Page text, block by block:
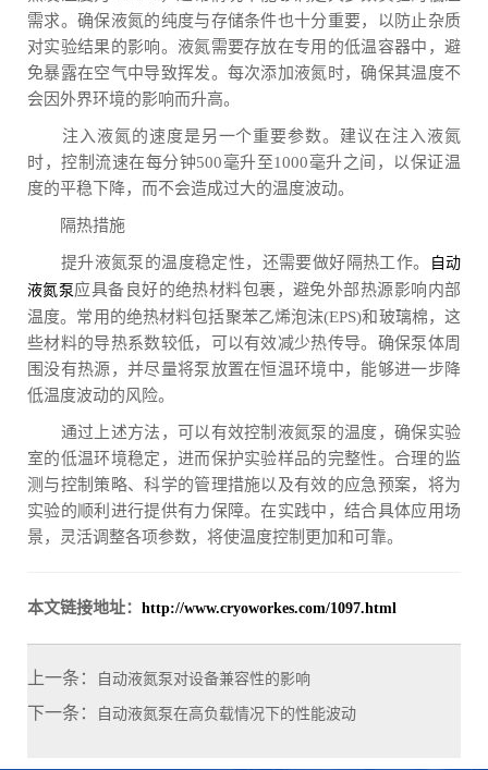
需求。确保液氮的纯度与存储条件也十分重要，以防止杂质
对实验结果的影响。液氮需要存放在专用的低温容器中，避
免暴露在空气中导致挥发。每次添加液氮时，确保其温度不
会因外界环境的影响而升高。
注入液氮的速度是另一个重要参数。建议在注入液氮
时，控制流速在每分钟500毫升至1000毫升之间，以保证温
度的平稳下降，而不会造成过大的温度波动。
隔热措施
提升液氮泵的温度稳定性，还需要做好隔热工作。
自动
液氮泵 应具备良好的绝热材料包裹，避免外部热源影响内部
温度。常用的绝热材料包括聚苯乙烯泡沫(EPS)和玻璃棉，这
些材料的导热系数较低，可以有效减少热传导。确保泵体周
围没有热源，并尽量将泵放置在恒温环境中，能够进一步降
低温度波动的风险。
通过上述方法，可以有效控制液氮泵的温度，确保实验
室的低温环境稳定，进而保护实验样品的完整性。合理的监
测与控制策略、科学的管理措施以及有效的应急预案，将为
实验的顺利进行提供有力保障。在实践中，结合具体应用场
景，灵活调整各项参数，将使温度控制更加和可靠。
本文链接地址： http://www.cryoworkes.com/1097.html
上一条： 自动液氮泵对设备兼容性的影响
下一条： 自动液氮泵在高负载情况下的性能波动